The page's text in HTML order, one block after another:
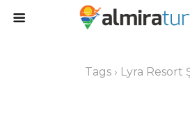
Tags › Lyra Resort